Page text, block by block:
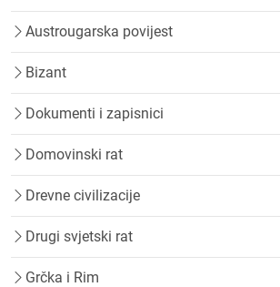
Austrougarska povijest
Bizant
Dokumenti i zapisnici
Domovinski rat
Drevne civilizacije
Drugi svjetski rat
Grčka i Rim